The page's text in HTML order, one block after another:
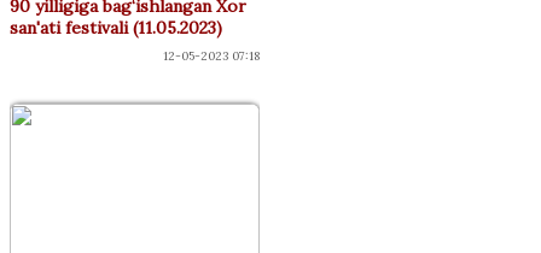
90 yilligiga bag‘ishlangan Xor
san'ati festivali (11.05.2023)
12-05-2023 07:18